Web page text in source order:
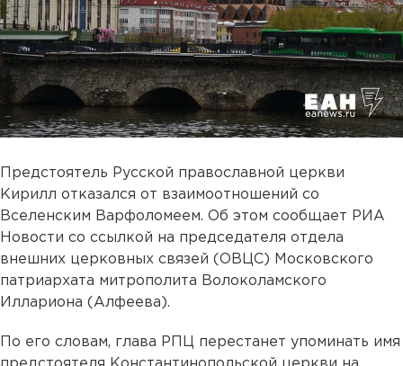
Предстоятель Русской православной церкви
Кирилл отказался от взаимоотношений со
Вселенским Варфоломеем. Об этом сообщает РИА
Новости со ссылкой на председателя отдела
внешних церковных связей (ОВЦС) Московского
патриархата митрополита Волоколамского
Иллариона (Алфеева).
По его словам, глава РПЦ перестанет упоминать имя